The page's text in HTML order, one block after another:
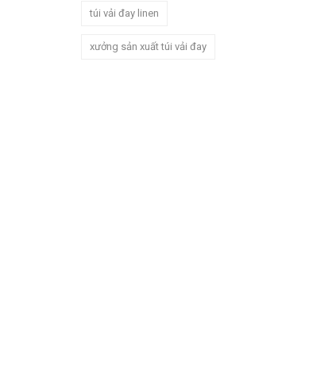
túi vải đay linen
xưởng sản xuất túi vải đay